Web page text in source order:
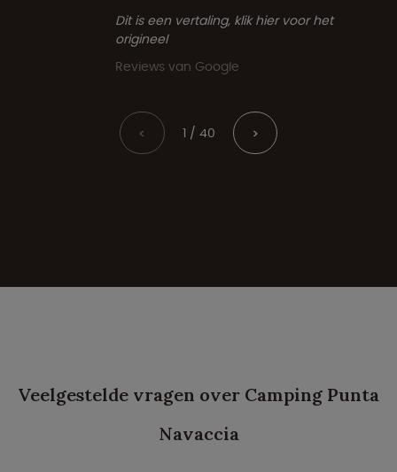
Dit is een vertaling, klik hier voor het
origineel
Reviews van Google
< 1 / 40 >
Veelgestelde vragen over Camping Punta
Navaccia